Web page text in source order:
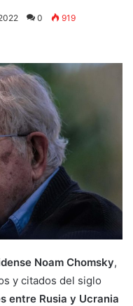
0 919
Noam Chomsky,
y citados del siglo
entre Rusia y Ucrania